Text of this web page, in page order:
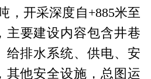
，开采深度自+885米至
主要建设内容包含井巷
给排水系统、供电、安
其他安全设施，总图运